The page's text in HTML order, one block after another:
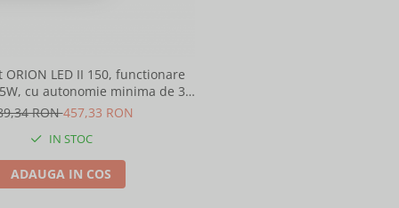
ORION LED II 150, functionare
cu autonomie minima de 3h
tensiunii de retea, cu test
91525
RON457,33 RON
IN STOC
ADAUGA IN COS